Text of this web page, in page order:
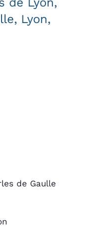
Lyon,
de Gaulle